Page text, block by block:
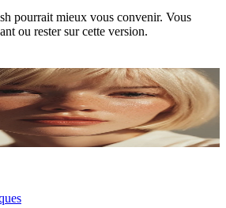
pourrait mieux vous convenir. Vous
ou rester sur cette version.